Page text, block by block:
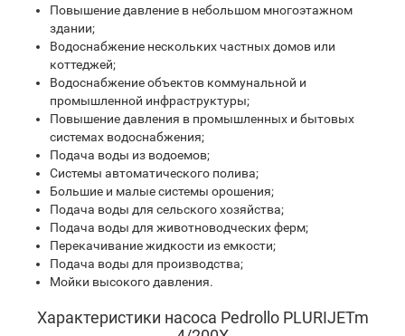
Повышение давление в небольшом многоэтажном
здании;
Водоснабжение нескольких частных домов или
коттеджей;
Водоснабжение объектов коммунальной и
промышленной инфраструктуры;
Повышение давления в промышленных и бытовых
системах водоснабжения;
Подача воды из водоемов;
Системы автоматического полива;
Большие и малые системы орошения;
Подача воды для сельского хозяйства;
Подача воды для животноводческих ферм;
Перекачивание жидкости из емкости;
Подача воды для производства;
Мойки высокого давления.
Характеристики насоса Pedrollo PLURIJETm